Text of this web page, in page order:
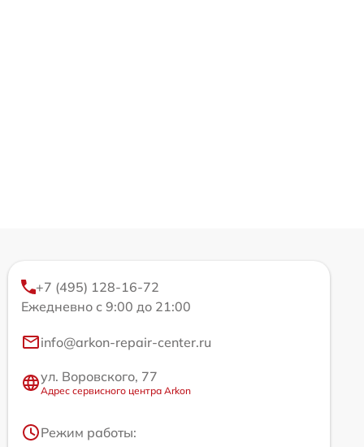
+7 (495) 128-16-72
Ежедневно с 9:00 до 21:00
info@arkon-repair-center.ru
ул. Воровского, 77
Адрес сервисного центра Arkon
Режим работы: